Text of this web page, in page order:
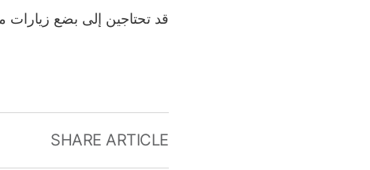
قد تحتاجين إلى بضع زيارات
SHARE ARTICLE